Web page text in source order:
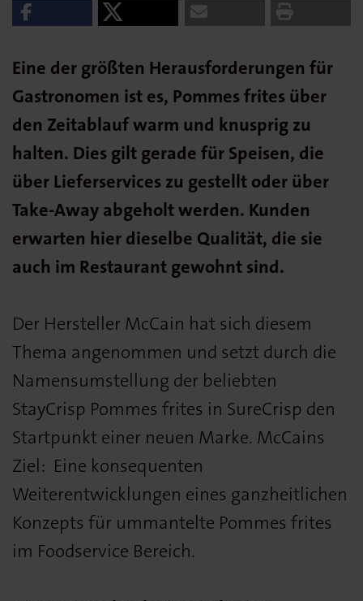
Eine der größten Herausforderungen für
Gastronomen ist es, Pommes frites über
den Zeitablauf warm und knusprig zu
halten. Dies gilt gerade für Speisen, die
über Lieferservices zu gestellt oder über
Take-Away abgeholt werden. Kunden
erwarten hier dieselbe Qualität, die sie
auch im Restaurant gewohnt sind.
Der Hersteller McCain hat sich diesem
Thema angenommen und setzt durch die
Namensumstellung der beliebten
StayCrisp Pommes frites in SureCrisp den
Startpunkt einer neuen Marke. McCains
Ziel: Eine konsequenten
Weiterentwicklungen eines ganzheitlichen
Konzepts für ummantelte Pommes frites
im Foodservice Bereich.